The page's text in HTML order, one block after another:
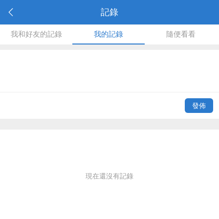
記錄
我和好友的記錄 我的記錄 隨便看看
發佈
現在還沒有記錄